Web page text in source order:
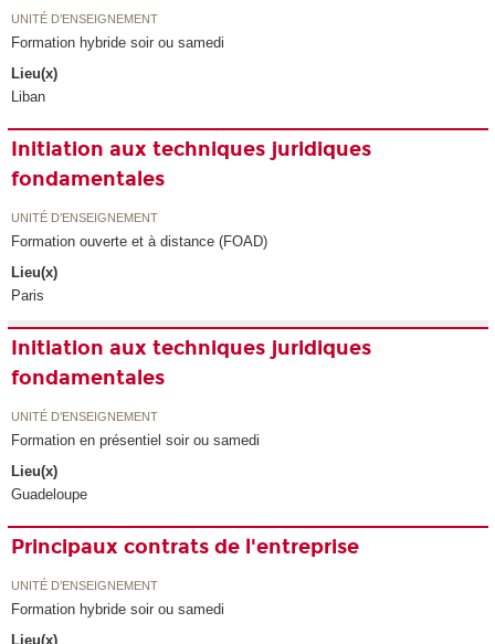
UNITÉ D’ENSEIGNEMENT
Formation hybride soir ou samedi
Lieu(x)
Liban
Initiation aux techniques juridiques
fondamentales
UNITÉ D’ENSEIGNEMENT
Formation ouverte et à distance (FOAD)
Lieu(x)
Paris
Initiation aux techniques juridiques
fondamentales
UNITÉ D’ENSEIGNEMENT
Formation en présentiel soir ou samedi
Lieu(x)
Guadeloupe
Principaux contrats de l'entreprise
UNITÉ D’ENSEIGNEMENT
Formation hybride soir ou samedi
Lieu(x)